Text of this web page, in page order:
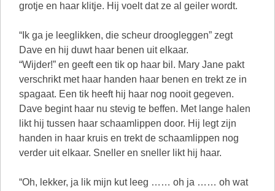
grotje en haar klitje. Hij voelt dat ze al geiler wordt.
“Ik ga je leeglikken, die scheur droogleggen” zegt
Dave en hij duwt haar benen uit elkaar.
“Wijder!” en geeft een tik op haar bil. Mary Jane pakt
verschrikt met haar handen haar benen en trekt ze in
spagaat. Een tik heeft hij haar nog nooit gegeven.
Dave begint haar nu stevig te beffen. Met lange halen
likt hij tussen haar schaamlippen door. Hij legt zijn
handen in haar kruis en trekt de schaamlippen nog
verder uit elkaar. Sneller en sneller likt hij haar.
“Oh, lekker, ja lik mijn kut leeg …… oh ja …… oh wat